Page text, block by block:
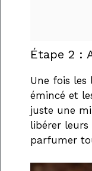
Étape 2 :
Une fois les
émincé et
juste une
libérer leurs
parfumer